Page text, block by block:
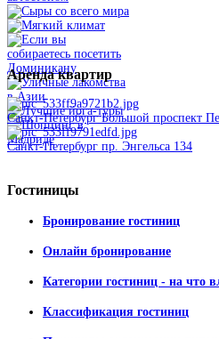
Арендаквартир
Санкт-Петербург Большой проспект
Санкт-Петербург пр. Энгельса 134
Гостиницы
Бронирование гостиниц
Онлайн бронирование
Категории гостиниц - на что
Классификация гостиниц